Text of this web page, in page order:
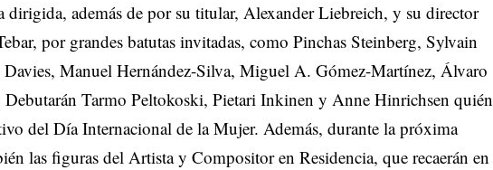
dirigida, además de por su titular, Alexander Liebreich, y su director
por grandes batutas invitadas, como Pinchas Steinberg, Sylvain
Manuel Hernández-Silva, Miguel A. Gómez-Martínez, Álvaro
Tarmo Peltokoski, Pietari Inkinen y Anne Hinrichsen quién
del Día Internacional de la Mujer. Además, durante la próxima
las figuras del Artista y Compositor en Residencia, que recaerán en